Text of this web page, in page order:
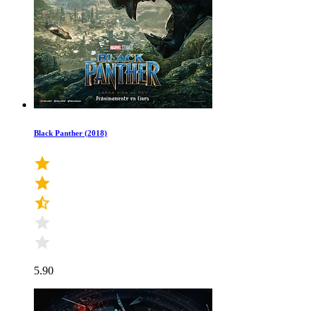
Black Panther (2018)
5.90